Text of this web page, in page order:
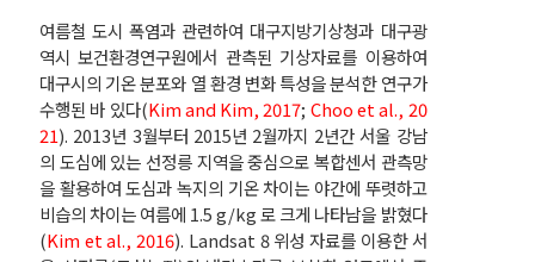
여름철 도시 폭염과 관련하여 대구지방기상청과 대구광
역시 보건환경연구원에서 관측된 기상자료를 이용하여
대구시의 기온 분포와 열 환경 변화 특성을 분석한 연구가
수행된 바 있다(Kim and Kim, 2017; Choo et al., 20
21). 2013년 3월부터 2015년 2월까지 2년간 서울 강남
의 도심에 있는 선정릉 지역을 중심으로 복합센서 관측망
을 활용하여 도심과 녹지의 기온 차이는 야간에 뚜렷하고
비습의 차이는 여름에 1.5 g/kg 로 크게 나타남을 밝혔다
(Kim et al., 2016). Landsat 8 위성 자료를 이용한 서